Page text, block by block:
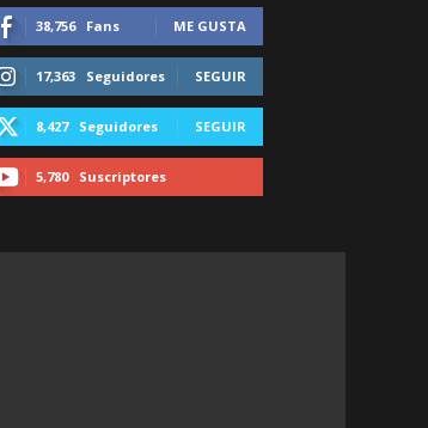
38,756 Fans ME GUSTA
17,363 Seguidores SEGUIR
8,427 Seguidores SEGUIR
5,780 Suscriptores